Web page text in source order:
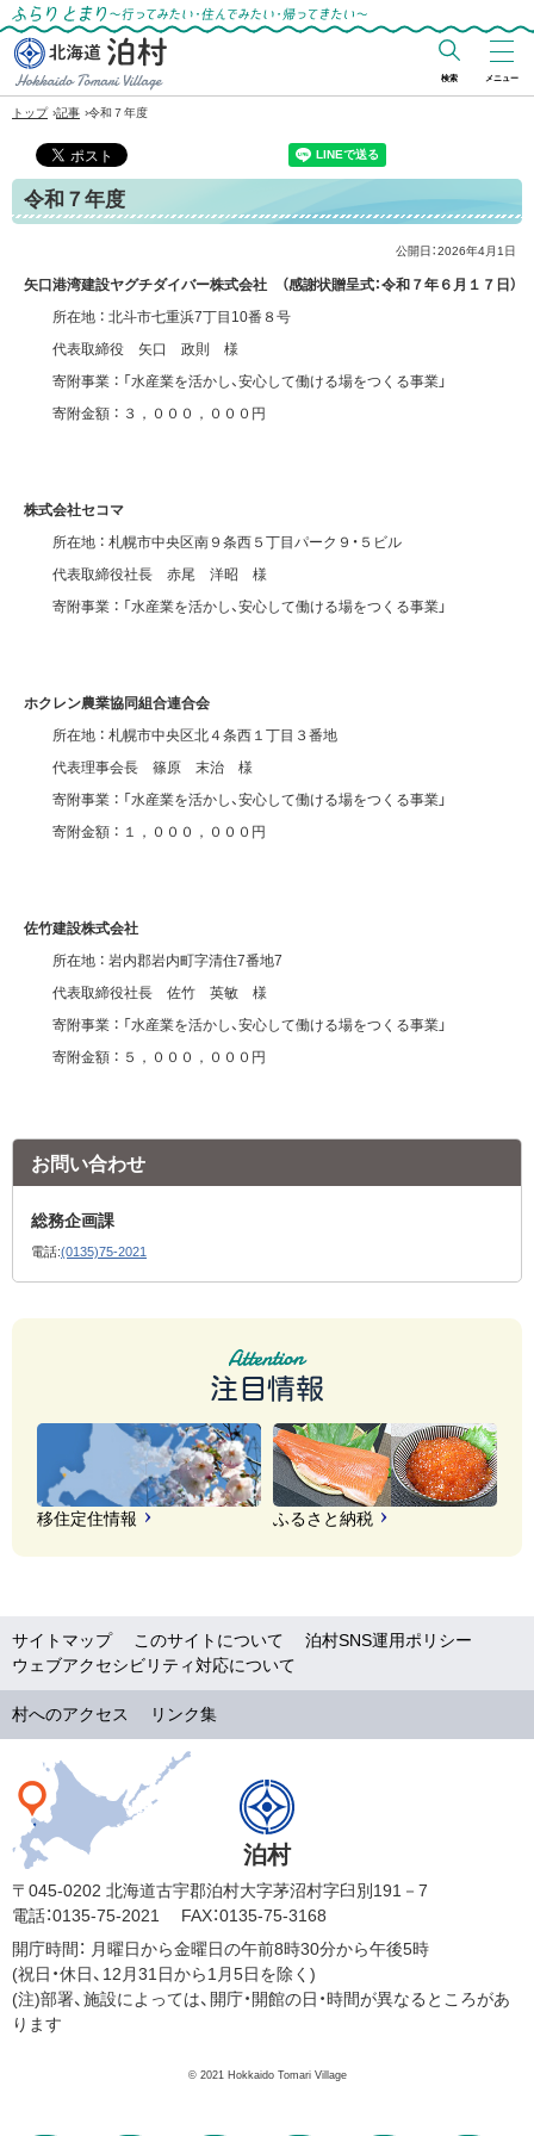
ふらりとまり～行ってみたい・住んでみた
い・帰ってきたい～
北海道 泊村
Village
検索 メニュー
トップ ›記事 ›令和７年度
令和７年度
公開日：2026年4月1日
矢口港湾建設ヤグチダイバー株式会社 （感謝状贈呈式：令和７年６月１７日）
所在地 ： 北斗市七重浜7丁目10番８号
代表取締役 矢口 政則 様
寄附事業 ： 「水産業を活かし、安心して働ける場をつくる事業」
寄附金額 ： ３，０００，０００円
株式会社セコマ
所在地 ： 札幌市中央区南９条西５丁目パーク９・５ビル
代表取締役社長 赤尾 洋昭 様
寄附事業 ： 「水産業を活かし、安心して働ける場をつくる事業」
ホクレン農業協同組合連合会
所在地 ： 札幌市中央区北４条西１丁目３番地
代表理事会長 篠原 末治 様
寄附事業 ： 「水産業を活かし、安心して働ける場をつくる事業」
寄附金額 ： １，０００，０００円
佐竹建設株式会社
所在地 ： 岩内郡岩内町字清住7番地7
代表取締役社長 佐竹 英敏 様
寄附事業 ： 「水産業を活かし、安心して働ける場をつくる事業」
寄附金額 ： ５，０００，０００円
お問い合わせ
総務企画課
電話:(0135)75-2021
注目情報
移住定住情報 ふるさと納税
サイトマップ このサイトについて
泊村SNS運用ポリシー
ウェブアクセシビリティ対応について
村へのアクセス リンク集
泊村
〒045-0202 北海道古宇郡泊村大字茅沼村字臼別191－7
電話：0135-75-2021
FAX：0135-75-3168
開庁時間： 月曜日から金曜日の午前8時30分から午後5時
(祝日・休日、12月31日から1月5日を除く)
(注)部署、施設によっては、開庁・開館の日・時間が異なるところがあ
ります
© 2021 Hokkaido Tomari Village